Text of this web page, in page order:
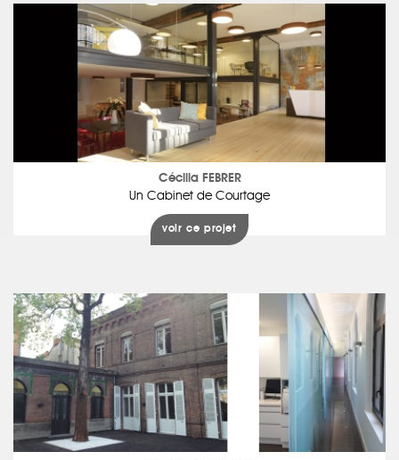
Cécilia FEBRER
Un Cabinet de Courtage
voir ce projet